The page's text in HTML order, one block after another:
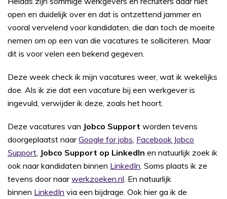
open en duidelijk over en dat is ontzettend jammer en
vooral vervelend voor kandidaten, die dan toch de moeite
nemen om op een van die vacatures te solliciteren. Maar
dit is voor velen een bekend gegeven.
Deze week check ik mijn vacatures weer, wat ik wekelijks
doe. Als ik zie dat een vacature bij een werkgever is
ingevuld, verwijder ik deze, zoals het hoort.
Deze vacatures van Jobco Support worden tevens
doorgeplaatst naarGoogle for jobs Facebook Jobco
Support Jobco Support op LinkedIn en natuurlijk zoek ik
ook naar kandidaten binnen LinkedIn . Soms plaats ik ze
tevens door naarwerkzoeken.nl . En natuurlijk
binnen LinkedIn via een bijdrage. Ook hier ga ik de